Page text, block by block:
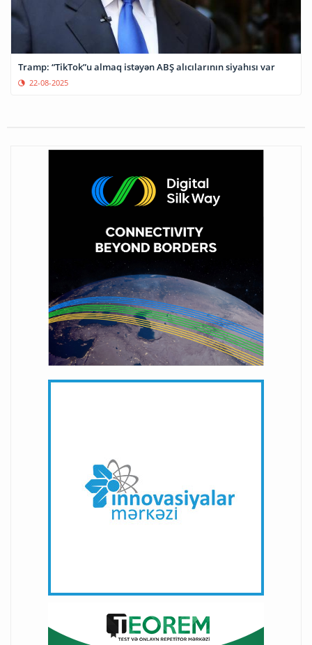
Tramp: “TikTok”u almaq istəyən ABŞ alıcılarının siyahısı var
22-08-2025